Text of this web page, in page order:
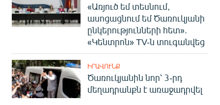
«Առյուծ եմ տեսնում,
ասոցացնում եմ Ծառուկյանի
ընկերությունների հետ».
«Կենտրոն» TV-ն տուգանվեց
ԻՐԱՎՈՒՆՔ
Ծառուկյանին նոր՝ 3-րդ
մեղադրանքն է առաջադրվել